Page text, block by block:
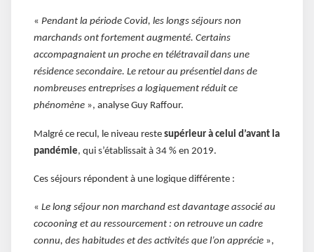
« Pendant la période Covid, les longs séjours non
marchands ont fortement augmenté. Certains
accompagnaient un proche en télétravail dans une
résidence secondaire. Le retour au présentiel dans de
nombreuses entreprises a logiquement réduit ce
phénomène », analyse Guy Raffour.
Malgré ce recul, le niveau reste supérieur à celui d’avant la
pandémie, qui s’établissait à 34 % en 2019.
Ces séjours répondent à une logique différente :
« Le long séjour non marchand est davantage associé au
cocooning et au ressourcement : on retrouve un cadre
connu, des habitudes et des activités que l’on apprécie »,